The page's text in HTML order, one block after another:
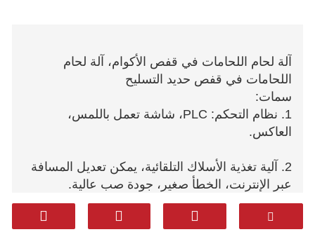
آلة لحام اللحامات في قفص الأكوام، آلة لحام
اللحامات في قفص حديد التسليح
سمات:
1. نظام التحكم: PLC، شاشة تعمل باللمس،
العاكس.
2. آلية تغذية الأسلاك التلقائية، يمكن تعديل المسافة
عبر الإنترنت، الخطأ صغير، جودة صب عالية.
3. مؤسسات قفص السحب للتحكم في التردد، دقة